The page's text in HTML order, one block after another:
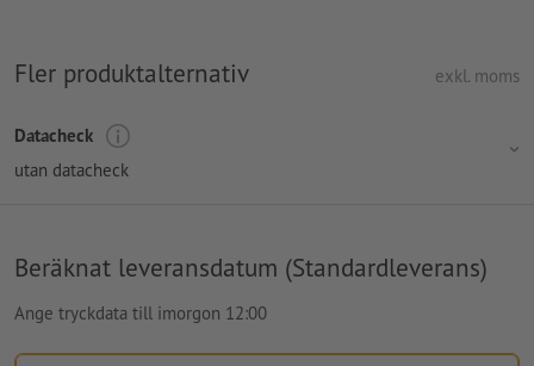
Fler produktalternativ exkl. moms
Datacheck
utan datacheck
Beräknat leveransdatum (Standardleverans)
Ange tryckdata till imorgon 12:00